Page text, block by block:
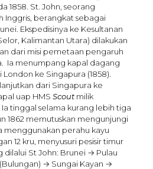
1858. St. John, seorang
Inggris, berangkat sebagai
Ekspedisinya ke Kesultanan
Kalimantan Utara) dilakukan
dari misi pemetaan pengaruh
Ia menumpang kapal dagang
ke Singapura (1858).
dari Singapura ke
uap HMS Scoutmilik
tinggal selama kurang lebih tiga
1862 memutuskan mengunjungi
menggunakan perahu kayu
12 kru, menyusuri pesisir timur
St John: Brunei → Pulau
→ Sungai Kayan →